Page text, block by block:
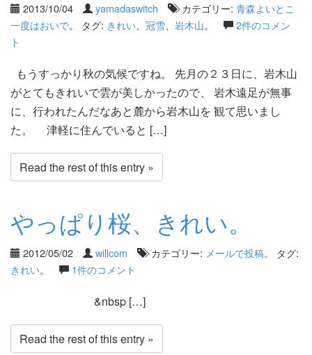
2013/10/04 yamadaswitch カテゴリー: 青森よいとこ
一度はおいで。 タグ: きれい 冠雪 岩木山。
2件のコメン
ト
もうすっかり秋の気候ですね。 先月の２３日に、岩木山
がとてもきれいで雲が美しかったので、 岩木遠足が無事
に、行われたんだなあと麓から岩木山を 観て思いまし
た。 津軽に住んでいると […]
Read the rest of this entry »
やっぱり桜、きれい。
2012/05/02 willcom カテゴリー: メールで投稿。 タグ:
きれい。 1件のコメント
&nbsp […]
Read the rest of this entry »